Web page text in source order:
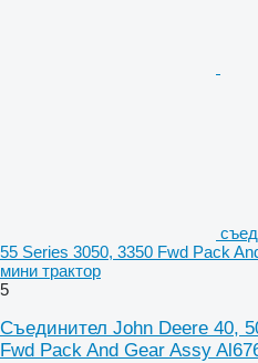
55 Series 3050, 3350 Fwd Pack
мини трактор
5
Съединител John Deere 40,
Fwd Pack And Gear Assy